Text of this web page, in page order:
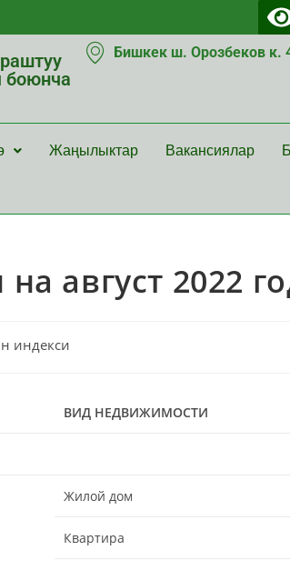
боюнча
Бишкек ш. Орозбеков к.
Жаңылыктар Вакансиялар
август 2022
индекси
ВИД НЕДВИЖИМОСТИ
Жилой дом
Квартира